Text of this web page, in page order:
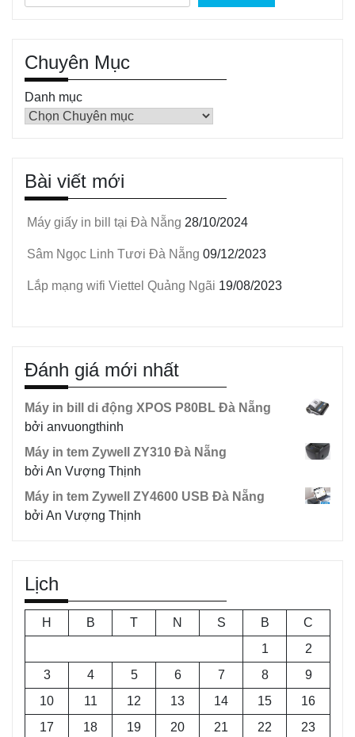
có
thể
được
chọn
sản
phẩm
Chuyên Mục
Danh mục
Bài viết mới
Máy giấy in bill tại Đà Nẵng 28/10/2024
Sâm Ngọc Linh Tươi Đà Nẵng 09/12/2023
Lắp mạng wifi Viettel Quảng Ngãi 19/08/2023
Đánh giá mới nhất
Máy in bill di động XPOS P80BL Đà Nẵng
bởi anvuongthinh
Máy in tem Zywell ZY310 Đà Nẵng
bởi An Vượng Thịnh
Máy in tem Zywell ZY4600 USB Đà Nẵng
bởi An Vượng Thịnh
Lịch
H B T N S B
C
1
2
3
4 5 6 7 8
9
10
11 12 13 14 15
16
17
18 19 20 21 22
23